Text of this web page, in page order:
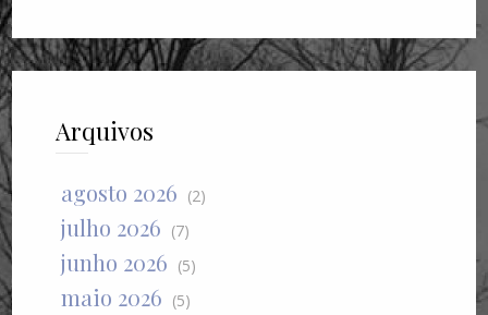
Arquivos
agosto 2026 (2)
julho 2026 (7)
junho 2026 (5)
maio 2026 (5)